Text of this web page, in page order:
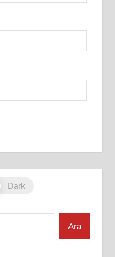
Dark
Ara